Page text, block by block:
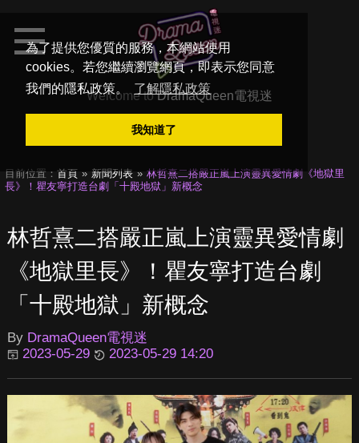
為了提供您優質的服務，本網站使用
cookies。若您繼續瀏覽網頁，即表示您同意
我們的隱私政策。
了解隱私政策
我知道了
Welcome toDramaQueen電視迷
目前位置： 首頁 新聞列表
林哲熹二搭嚴正嵐上演靈異愛情劇《地獄里
長》！瞿友寧打造台劇「十殿地獄」新概念
林哲熹二搭嚴正嵐上演靈異愛情劇
《地獄里長》！瞿友寧打造台劇
「十殿地獄」新概念
By DramaQueen電視迷
2023-05-29
2023-05-29 14:20